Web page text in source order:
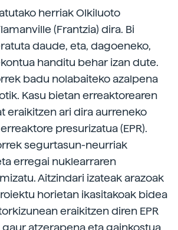
herriak Olkiluoto
(Frantzia) dira. Bi
daude, eta, dagoeneko,
handitu behar izan dute.
badu nolabaiteko azalpena
Kasu bietan erreaktorearen
eraikitzen ari dira aurreneko
presurizatua (EPR).
segurtasun-neurriak
erregai nuklearraren
Aitzindari izateak arazoak
horietan ikasitakoak bidea
eraikitzen diren EPR
gaur atzerapena eta gainkostua